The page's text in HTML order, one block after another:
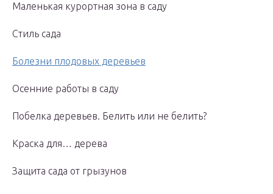
Маленькая курортная зона в саду
Стиль сада
Болезни плодовых деревьев
Осенние работы в саду
Побелка деревьев. Белить или не белить?
Краска для… дерева
Защита сада от грызунов